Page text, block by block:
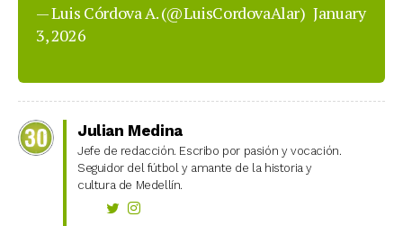
— Luis Córdova A. (@LuisCordovaAlar) January
3, 2026
Julian Medina
Jefe de redacción. Escribo por pasión y vocación.
Seguidor del fútbol y amante de la historia y
cultura de Medellín.